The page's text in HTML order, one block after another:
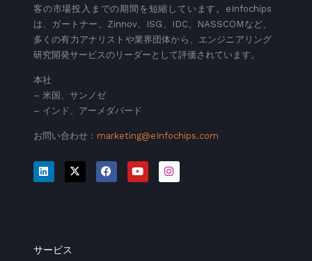
客の市場投入までの期間を短縮しています。eInfochips
は、ガートナー、Zinnov、ISG、IDC、NASSCOMなど、
多くの有力アナリストや業界団体から、エンジニアリング
研究開発サービスのリーダーとして評価されています。
本社
– 米国、サンノゼ
– インド、アーメダバード
お問い合わせ： marketing@eInfochips.com
サービス